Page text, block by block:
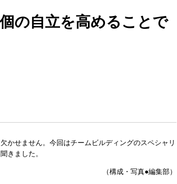
の自立を高めることで
かせません。今回はチームビルディングのスペシャリ
きました。
（構成・写真●編集部）